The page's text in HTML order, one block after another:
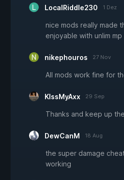
LocalRiddle230 1 Dez
nice mods really made
enjoyable with unlim mp
nikephouros 27 Nov
All mods work fine for
KIssMyAxx 29 Sep
Thanks and keep up
DewCanM 18 Aug
the super damage
working